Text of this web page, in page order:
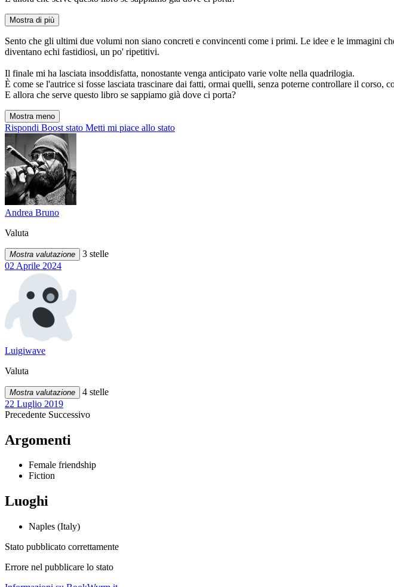
Mostra di più
Sento che gli ultimi due volumi non siano concreti e convincenti come i primi. Le idee e le immagini
diventano echi fastidiosi, un po' ripetitivi.
Il finale mi ha lasciata insoddisfatta, nonostante venga anticipato varie volte nella quadrilogia.
È come se l'autrice si fosse lasciata trascinare dai fatti, ormai quelli, senza poterne controllare il corso,
E allora che serve questo libro se sappiamo già dove ci porta?
Mostra meno
Rispondi Boost stato Metti mi piace allo stato
Andrea Bruno
Valuta
Mostra valutazione
3 stelle
02 Aprile 2024
Luigiwave
Valuta
Mostra valutazione
4 stelle
22 Luglio 2019
Precedente Successivo
Argomenti
Female friendship
Fiction
Luoghi
Naples (Italy)
Stato pubblicato correttamente
Errore nel pubblicare lo stato